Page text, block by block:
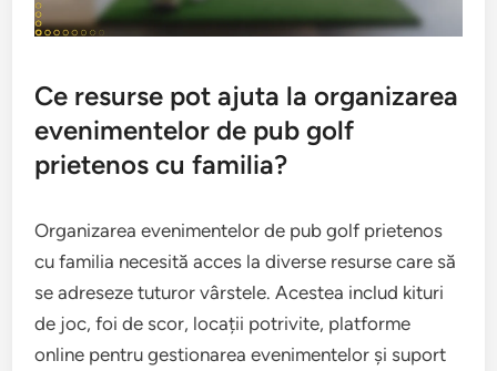
Ce resurse pot ajuta la organizarea
evenimentelor de pub golf
prietenos cu familia?
Organizarea evenimentelor de pub golf prietenos
cu familia necesită acces la diverse resurse care să
se adreseze tuturor vârstele. Acestea includ kituri
de joc, foi de scor, locații potrivite, platforme
online pentru gestionarea evenimentelor și suport